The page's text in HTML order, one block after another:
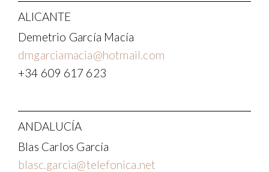
ALICANTE
Demetrio García Macía
dmgarciamacia@hotmail.com
+34 609 617 623
ANDALUCÍA
Blas Carlos García
blasc.garcia@telefonica.net